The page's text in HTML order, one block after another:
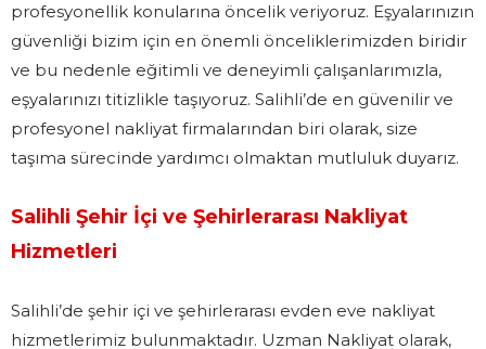
profesyonellik konularına öncelik veriyoruz. Eşyalarınızın
güvenliği bizim için en önemli önceliklerimizden biridir
ve bu nedenle eğitimli ve deneyimli çalışanlarımızla,
eşyalarınızı titizlikle taşıyoruz. Salihli’de en güvenilir ve
profesyonel nakliyat firmalarından biri olarak, size
taşıma sürecinde yardımcı olmaktan mutluluk duyarız.
Salihli Şehir İçi ve Şehirlerarası Nakliyat
Hizmetleri
Salihli’de şehir içi ve şehirlerarası evden eve nakliyat
hizmetlerimiz bulunmaktadır. Uzman Nakliyat olarak,